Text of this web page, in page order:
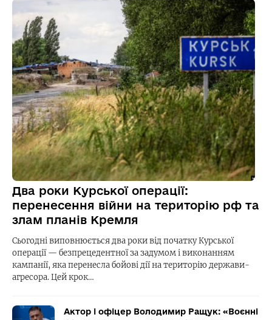
Два роки Курської операції:
перенесення війни на територію рф та
злам планів Кремля
Сьогодні виповнюється два роки від початку Курської
операції — безпрецедентної за задумом і виконанням
кампанії, яка перенесла бойові дії на територію держави-
агресора. Цей крок…
Актор і офіцер Володимир Ращук: «Воєнні